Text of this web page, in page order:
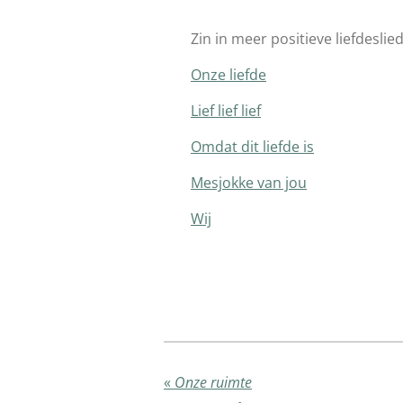
Zin in meer positieve
Onze liefde
Lief lief lief
Omdat dit liefde is
Mesjokke van jou
Wij
« Onze ruimte